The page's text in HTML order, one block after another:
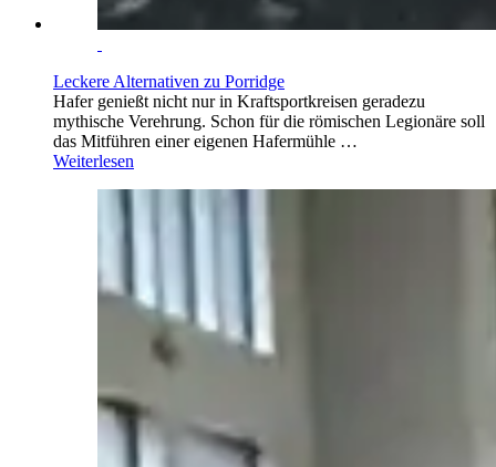
Leckere Alternativen zu Porridge
Hafer genießt nicht nur in Kraftsportkreisen geradezu
mythische Verehrung. Schon für die römischen Legionäre soll
das Mitführen einer eigenen Hafermühle …
Weiterlesen